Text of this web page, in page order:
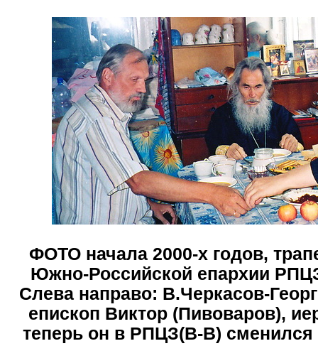
ФОТО начала 2000-х годов,
Южно-Российской епархии
Слева направо: В.Черкасов-
епископ Виктор (Пивоваров),
теперь он в РПЦЗ(В-В) сменился